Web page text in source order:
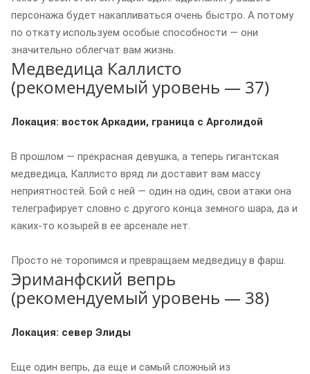
персонажа будет накапливаться очень быстро. А потому
по откату используем особые способности — они
значительно облегчат вам жизнь.
Медведица Каллисто
(рекомендуемый уровень — 37)
Локация: восток Аркадии, граница с Арголидой
В прошлом — прекрасная девушка, а теперь гигантская
медведица, Каллисто вряд ли доставит вам массу
неприятностей. Бой с ней — один на один, свои атаки она
телеграфирует словно с другого конца земного шара, да и
каких-то козырей в ее арсенале нет.
Просто не торопимся и превращаем медведицу в фарш.
Эриманфский вепрь
(рекомендуемый уровень — 38)
Локация: север Элиды
Еще один вепрь, да еще и самый сложный из